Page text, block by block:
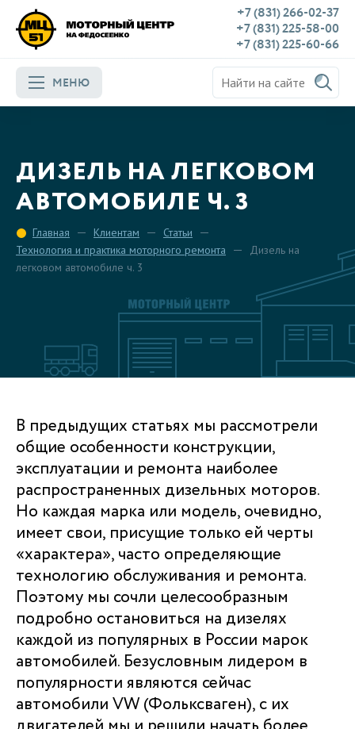
+7 (831) 266-02-37
+7 (831) 225-58-00
+7 (831) 225-60-66
МЕНЮ
ДИЗЕЛЬ НА ЛЕГКОВОМ
АВТОМОБИЛЕ Ч. 3
Главная Клиентам
Статьи
Технология и практика моторного ремонта
Дизель на
легковом автомобиле ч. 3
В предыдущих статьях мы рассмотрели
общие особенности конструкции,
эксплуатации и ремонта наиболее
распространенных дизельных моторов.
Но каждая марка или модель, очевидно,
имеет свои, присущие только ей черты
«характера», часто определяющие
технологию обслуживания и ремонта.
Поэтому мы сочли целесообразным
подробно остановиться на дизелях
каждой из популярных в России марок
автомобилей. Безусловным лидером в
популярности являются сейчас
автомобили VW (Фольксваген), с их